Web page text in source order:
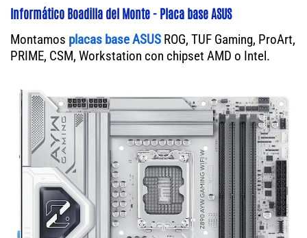
Informático Boadilla del Monte - Placa base ASUS
Montamos placas base ASUS ROG, TUF Gaming, ProArt,
PRIME, CSM, Workstation con chipset AMD o Intel.